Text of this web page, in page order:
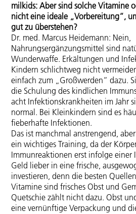
milkids: Aber sind solche Vitamine
nicht eine ideale „Vorbereitung“,
gut zu überstehen?
Dr. med. Marcus Heidemann: Nein,
Nahrungsergänzungsmittel sind
Wunderwaffe. Erkältungen und
Kindern schlichtweg nicht
einfach zum „Großwerden“ dazu.
die Schulung des kindlichen
acht Infektionskrankheiten im Jahr
normal. Bei Kleinkindern sind es
fieberhafte Infektionen.
Das ist manchmal anstrengend,
ein wichtiges Training, da der
Immunreaktionen erst infolge einer
Geld lieber in eine frische,
investieren, denn die besten
Vitamine sind frisches Obst und
Quetschie zählt nicht dazu. Obst
eine vernünftige Verpackung und